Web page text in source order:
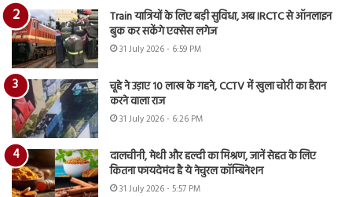
Train यात्रियों के लिए बड़ी सुविधा, अब IRCTC से ऑनलाइन
बुक कर सकेंगे एक्सेस लगेज
31 July 2026 - 6:59 PM
चूहे ने उड़ाए 10 लाख के गहने, CCTV में खुला चोरी का हैरान
करने वाला राज
31 July 2026 - 6:26 PM
दालचीनी, मेथी और हल्दी का मिश्रण, जानें सेहत के लिए
कितना फायदेमंद है ये नेचुरल कॉम्बिनेशन
31 July 2026 - 5:57 PM